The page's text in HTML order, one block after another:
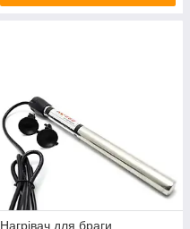
Нагрівач для браги